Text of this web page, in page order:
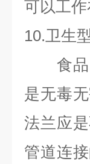
可以工
10.卫生
食品、
是无毒
法兰应
管道连